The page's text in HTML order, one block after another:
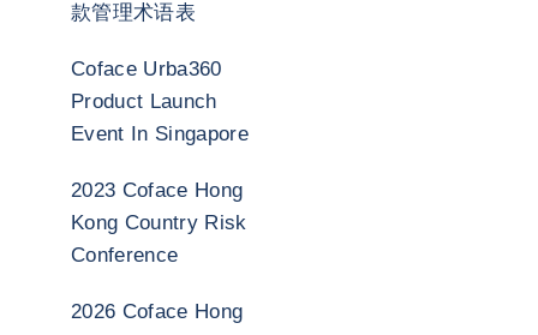
款管理术语表
Coface Urba360
Product Launch
Event In Singapore
2023 Coface Hong
Kong Country Risk
Conference
2026 Coface Hong